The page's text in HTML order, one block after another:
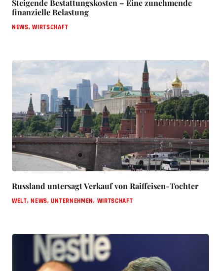
Steigende Bestattungskosten – Eine zunehmende
finanzielle Belastung
NEWS,WIRTSCHAFT
Russland untersagt Verkauf von Raiffeisen-Tochter
WELT,NEWS,UNTERNEHMEN, WIRTSCHAFT